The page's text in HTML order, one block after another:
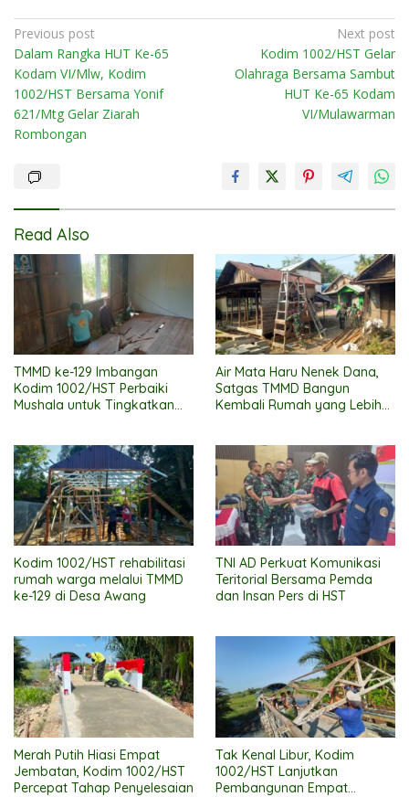
Post
navigation
Previous post
Dalam Rangka HUT Ke-65
Kodam VI/Mlw, Kodim
1002/HST Bersama Yonif
621/Mtg Gelar Ziarah
Rombongan
Next post
Kodim 1002/HST Gelar
Olahraga Bersama Sambut
HUT Ke-65 Kodam
VI/Mulawarman
Read Also
TMMD ke-129 Imbangan
Kodim 1002/HST Perbaiki
Mushala untuk Tingkatkan
Air Mata Haru Nenek Dana,
Satgas TMMD Bangun
Kembali Rumah yang Lebih
Kodim 1002/HST rehabilitasi
rumah warga melalui TMMD
ke-129 di Desa Awang
TNI AD Perkuat Komunikasi
Teritorial Bersama Pemda
dan Insan Pers di HST
Merah Putih Hiasi Empat
Jembatan, Kodim 1002/HST
Percepat Tahap Penyelesaian
Tak Kenal Libur, Kodim
1002/HST Lanjutkan
Pembangunan Empat